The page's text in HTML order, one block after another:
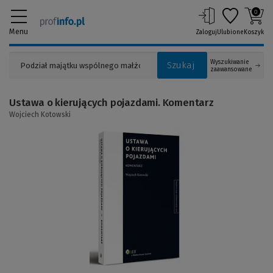
Menu
Szukaj
Wyszukiwanie
zaawansowane
ZalogujUlubione
0
Koszyk
Ustawa o kierujących pojazdami. Komentarz
Wojciech Kotowski